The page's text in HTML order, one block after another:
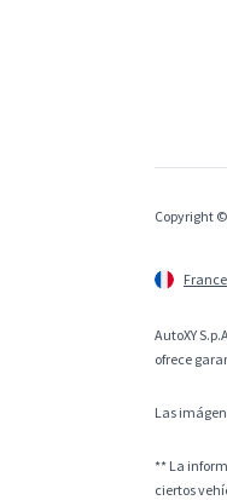
Copyright ©
France
AutoXY
ofrece
Las
** La
ciertos